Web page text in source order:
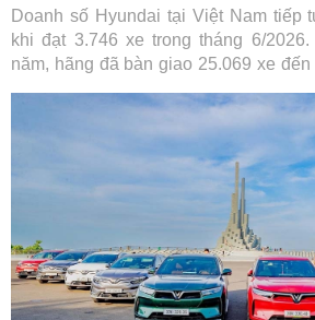
Doanh số Hyundai tại Việt Nam tiếp
khi đạt 3.746 xe trong tháng 6/
năm, hãng đã bàn giao 25.069 xe